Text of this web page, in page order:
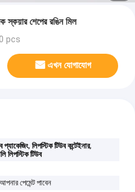
স্কয়ার শেপের রঙিন মিল
pcs
এখন যোগাযোগ
প্যাকেজিং,লিপস্টিক টিউব কন্টেইনার,
লিপস্টিক টিউব
পেমেন্ট পাবেন